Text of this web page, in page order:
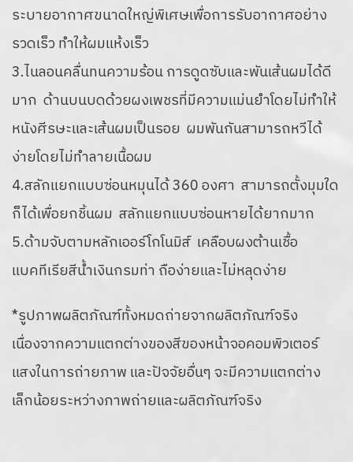
ระบายอากาศขนาดใหญ่พิเศษเพื่อการรับอากาศอย่าง
รวดเร็ว ทำให้ผมแห้งเร็ว
3.ไนลอนคลื่นทนความร้อน การดูดซับและพันเส้นผมได้ดี
มาก ด้านบนบดด้วยผงเพชรที่มีความแม่นยำโดยไม่ทำให้
หนังศีรษะและเส้นผมเป็นรอย ผมพันกันสามารถหวีได้
ง่ายโดยไม่ทำลายเนื้อผม
4.สลักแยกแบบซ่อนหมุนได้ 360 องศา สามารถตั้งมุมใด
ก็ได้เพื่อยกชิ้นผม สลักแยกแบบซ่อนหายได้ยากมาก
5.ด้ามจับตามหลักเออร์โกโนมิส์ เคลือบผงต้านเชื้อ
แบคทีเรียสีน้ำเงินกรมท่า ถือง่ายและไม่หลุดง่าย
*รูปภาพผลิตภัณฑ์ทั้งหมดถ่ายจากผลิตภัณฑ์จริง
เนื่องจากความแตกต่างของสีของหน้าจอคอมพิวเตอร์
แสงในการถ่ายภาพ และปัจจัยอื่นๆ จะมีความแตกต่าง
เล็กน้อยระหว่างภาพถ่ายและผลิตภัณฑ์จริง